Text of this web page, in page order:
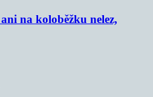
na koloběžku nelez,